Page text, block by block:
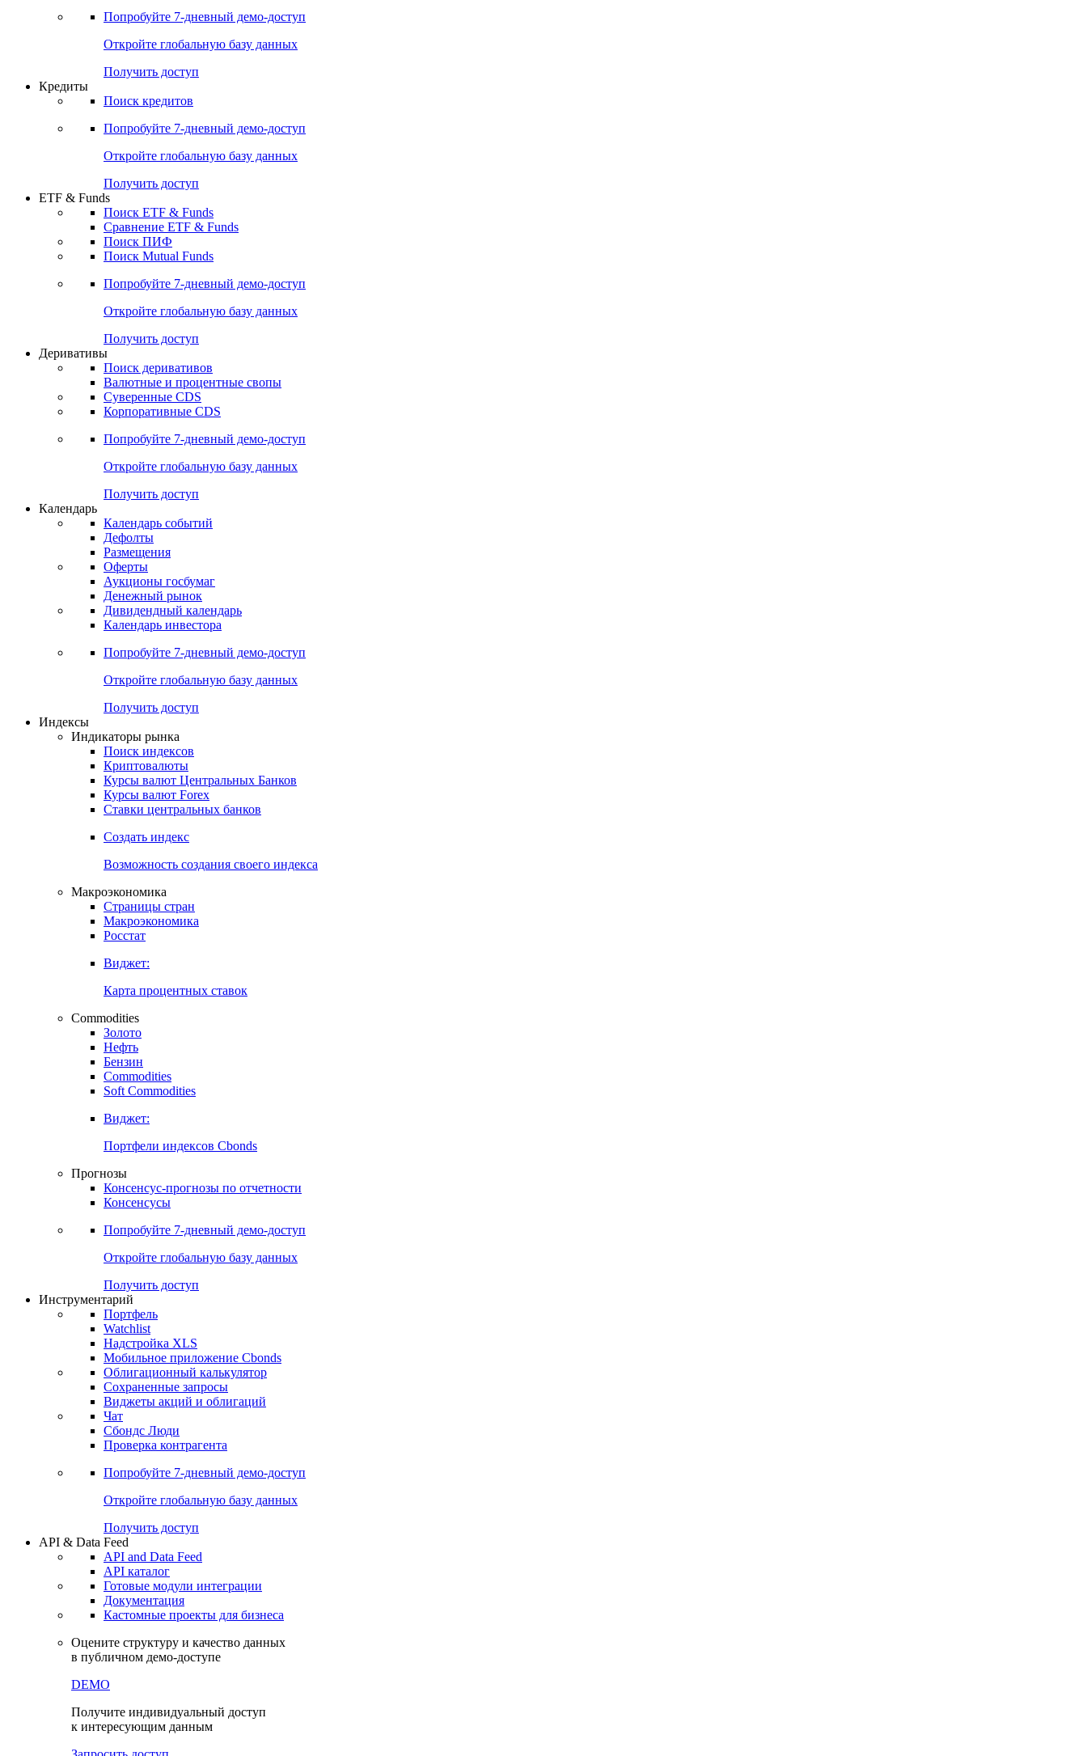
Попробуйте 7-дневный демо-доступ
Откройте глобальную базу данных
Получить доступ
Кредиты
Поиск кредитов
Попробуйте 7-дневный демо-доступ
Откройте глобальную базу данных
Получить доступ
ETF & Funds
Поиск ETF & Funds
Сравнение ETF & Funds
Поиск ПИФ
Поиск Mutual Funds
Попробуйте 7-дневный демо-доступ
Откройте глобальную базу данных
Получить доступ
Деривативы
Поиск деривативов
Валютные и процентные свопы
Суверенные CDS
Корпоративные CDS
Попробуйте 7-дневный демо-доступ
Откройте глобальную базу данных
Получить доступ
Календарь
Календарь событий
Дефолты
Размещения
Оферты
Аукционы госбумаг
Денежный рынок
Дивидендный календарь
Календарь инвестора
Попробуйте 7-дневный демо-доступ
Откройте глобальную базу данных
Получить доступ
Индексы
Индикаторы рынка
Поиск индексов
Криптовалюты
Курсы валют Центральных Банков
Курсы валют Forex
Ставки центральных банков
Создать индекс
Возможность создания своего индекса
Макроэкономика
Страницы стран
Макроэкономика
Росстат
Виджет:
Карта процентных ставок
Commodities
Золото
Нефть
Бензин
Commodities
Soft Commodities
Виджет:
Портфели индексов Cbonds
Прогнозы
Консенсус-прогнозы по отчетности
Консенсусы
Попробуйте 7-дневный демо-доступ
Откройте глобальную базу данных
Получить доступ
Инструментарий
Портфель
Watchlist
Надстройка XLS
Мобильное приложение Cbonds
Облигационный калькулятор
Сохраненные запросы
Виджеты акций и облигаций
Чат
Сбондс Люди
Проверка контрагента
Попробуйте 7-дневный демо-доступ
Откройте глобальную базу данных
Получить доступ
API & Data Feed
API and Data Feed
API каталог
Готовые модули интеграции
Документация
Кастомные проекты для бизнеса
Оцените структуру и качество данных
в публичном демо-доступе
DEMO
Получите индивидуальный доступ
к интересующим данным